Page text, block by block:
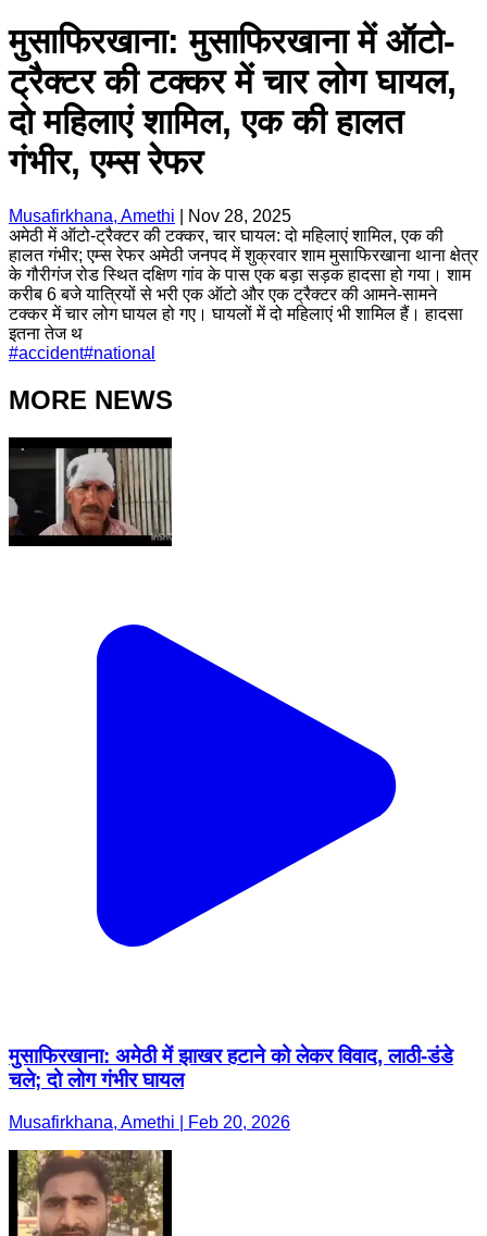
मुसाफिरखाना: मुसाफिरखाना में ऑटो-
ट्रैक्टर की टक्कर में चार लोग घायल,
दो महिलाएं शामिल, एक की हालत
गंभीर, एम्स रेफर
Musafirkhana, Amethi
Nov 28, 2025
अमेठी में ऑटो-ट्रैक्टर की टक्कर, चार घायल: दो महिलाएं शामिल, एक की
हालत गंभीर; एम्स रेफर अमेठी जनपद में शुक्रवार शाम मुसाफिरखाना थाना क्षेत्र
के गौरीगंज रोड स्थित दक्षिण गांव के पास एक बड़ा सड़क हादसा हो गया। शाम
करीब 6 बजे यात्रियों से भरी एक ऑटो और एक ट्रैक्टर की आमने-सामने
टक्कर में चार लोग घायल हो गए। घायलों में दो महिलाएं भी शामिल हैं। हादसा
इतना तेज थ
#accident#national
MORE NEWS
मुसाफिरखाना: अमेठी में झाखर हटाने को लेकर विवाद, लाठी-डंडे
चले; दो लोग गंभीर घायल
Musafirkhana, Amethi | Feb 20, 2026